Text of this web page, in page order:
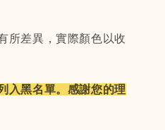
所差異，實際顏色以收
入黑名單。 感謝您的理